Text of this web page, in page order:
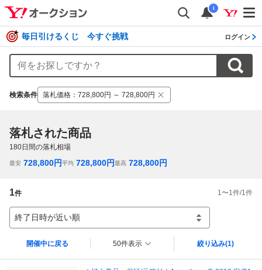
i
毎日引けるくじ 今すぐ挑戦 ログイン
検索条件 落札価格 ： 728,800円 ～ 728,800円
落札された商品
180日間の落札相場
最安 728,800円平均 728,800円最高 728,800円
1件 1〜1件/1件
終了日時が近い順
開催中に戻る 50件表示 絞り込み(1)